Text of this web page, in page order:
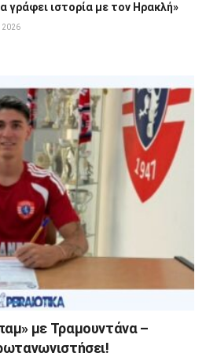
γράφει ιστορία με τον Ηρακλή»
2026
με Τραμουντάνα –